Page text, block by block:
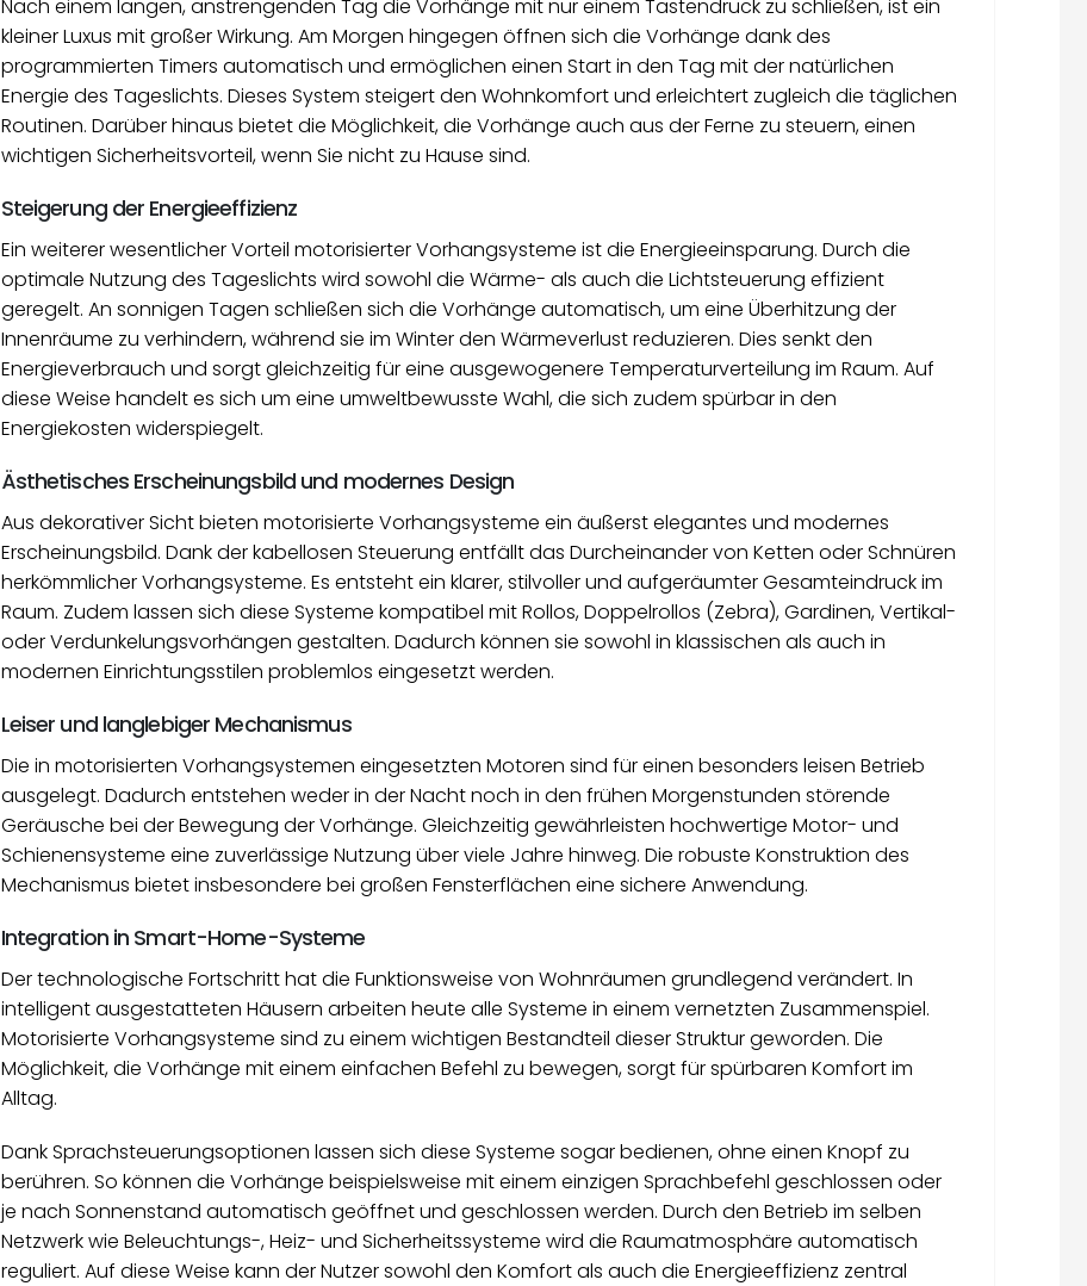
Nach einem langen, anstrengenden Tag die Vorhänge mit nur einem Tastendruck zu schließen, ist ein
kleiner Luxus mit großer Wirkung. Am Morgen hingegen öffnen sich die Vorhänge dank des
programmierten Timers automatisch und ermöglichen einen Start in den Tag mit der natürlichen
Energie des Tageslichts. Dieses System steigert den Wohnkomfort und erleichtert zugleich die täglichen
Routinen. Darüber hinaus bietet die Möglichkeit, die Vorhänge auch aus der Ferne zu steuern, einen
wichtigen Sicherheitsvorteil, wenn Sie nicht zu Hause sind.
Steigerung der Energieeffizienz
Ein weiterer wesentlicher Vorteil motorisierter Vorhangsysteme ist die Energieeinsparung. Durch die
optimale Nutzung des Tageslichts wird sowohl die Wärme- als auch die Lichtsteuerung effizient
geregelt. An sonnigen Tagen schließen sich die Vorhänge automatisch, um eine Überhitzung der
Innenräume zu verhindern, während sie im Winter den Wärmeverlust reduzieren. Dies senkt den
Energieverbrauch und sorgt gleichzeitig für eine ausgewogenere Temperaturverteilung im Raum. Auf
diese Weise handelt es sich um eine umweltbewusste Wahl, die sich zudem spürbar in den
Energiekosten widerspiegelt.
Ästhetisches Erscheinungsbild und modernes Design
Aus dekorativer Sicht bieten motorisierte Vorhangsysteme ein äußerst elegantes und modernes
Erscheinungsbild. Dank der kabellosen Steuerung entfällt das Durcheinander von Ketten oder Schnüren
herkömmlicher Vorhangsysteme. Es entsteht ein klarer, stilvoller und aufgeräumter Gesamteindruck im
Raum. Zudem lassen sich diese Systeme kompatibel mit Rollos, Doppelrollos (Zebra), Gardinen, Vertikal-
oder Verdunkelungsvorhängen gestalten. Dadurch können sie sowohl in klassischen als auch in
modernen Einrichtungsstilen problemlos eingesetzt werden.
Leiser und langlebiger Mechanismus
Die in motorisierten Vorhangsystemen eingesetzten Motoren sind für einen besonders leisen Betrieb
ausgelegt. Dadurch entstehen weder in der Nacht noch in den frühen Morgenstunden störende
Geräusche bei der Bewegung der Vorhänge. Gleichzeitig gewährleisten hochwertige Motor- und
Schienensysteme eine zuverlässige Nutzung über viele Jahre hinweg. Die robuste Konstruktion des
Mechanismus bietet insbesondere bei großen Fensterflächen eine sichere Anwendung.
Integration in Smart-Home-Systeme
Der technologische Fortschritt hat die Funktionsweise von Wohnräumen grundlegend verändert. In
intelligent ausgestatteten Häusern arbeiten heute alle Systeme in einem vernetzten Zusammenspiel.
Motorisierte Vorhangsysteme sind zu einem wichtigen Bestandteil dieser Struktur geworden. Die
Möglichkeit, die Vorhänge mit einem einfachen Befehl zu bewegen, sorgt für spürbaren Komfort im
Alltag.
Dank Sprachsteuerungsoptionen lassen sich diese Systeme sogar bedienen, ohne einen Knopf zu
berühren. So können die Vorhänge beispielsweise mit einem einzigen Sprachbefehl geschlossen oder
je nach Sonnenstand automatisch geöffnet und geschlossen werden. Durch den Betrieb im selben
Netzwerk wie Beleuchtungs-, Heiz- und Sicherheitssysteme wird die Raumatmosphäre automatisch
reguliert. Auf diese Weise kann der Nutzer sowohl den Komfort als auch die Energieeffizienz zentral